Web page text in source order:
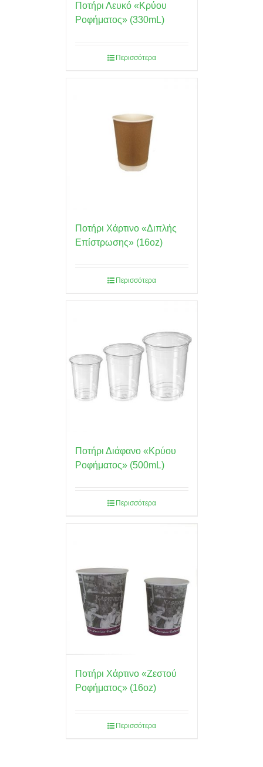
Ποτήρι Λευκό «Κρύου
Ροφήματος» (330mL)
Περισσότερα
Ποτήρι Χάρτινο «Διπλής
Επίστρωσης» (16oz)
Περισσότερα
Ποτήρι Διάφανο «Κρύου
Ροφήματος» (500mL)
Περισσότερα
Ποτήρι Χάρτινο «Ζεστού
Ροφήματος» (16oz)
Περισσότερα